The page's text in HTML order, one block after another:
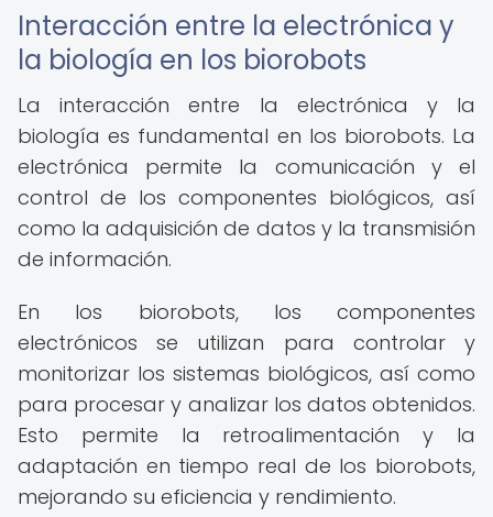
Interacción entre la electrónica y
la biología en los biorobots
La interacción entre la electrónica y la
biología es fundamental en los biorobots. La
electrónica permite la comunicación y el
control de los componentes biológicos, así
como la adquisición de datos y la transmisión
de información.
En los biorobots, los componentes
electrónicos se utilizan para controlar y
monitorizar los sistemas biológicos, así como
para procesar y analizar los datos obtenidos.
Esto permite la retroalimentación y la
adaptación en tiempo real de los biorobots,
mejorando su eficiencia y rendimiento.